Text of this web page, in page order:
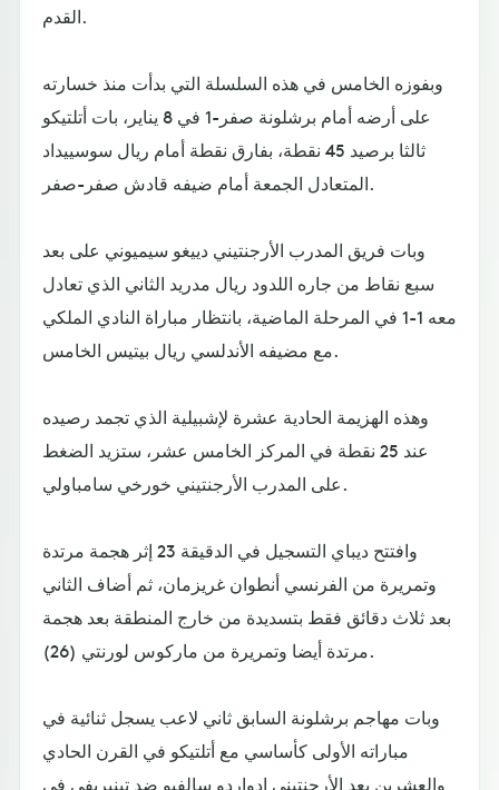
القدم.
وبفوزه الخامس في هذه السلسلة التي بدأت منذ خسارته
على أرضه أمام برشلونة صفر-1 في 8 يناير، بات أتلتيكو
ثالثا برصيد 45 نقطة، بفارق نقطة أمام ريال سوسييداد
المتعادل الجمعة أمام ضيفه قادش صفر-صفر.
وبات فريق المدرب الأرجنتيني دييغو سيميوني على بعد
سبع نقاط من جاره اللدود ريال مدريد الثاني الذي تعادل
معه 1-1 في المرحلة الماضية، بانتظار مباراة النادي الملكي
مع مضيفه الأندلسي ريال بيتيس الخامس.
وهذه الهزيمة الحادية عشرة لإشبيلية الذي تجمد رصيده
عند 25 نقطة في المركز الخامس عشر، ستزيد الضغط
على المدرب الأرجنتيني خورخي سامباولي.
وافتتح ديباي التسجيل في الدقيقة 23 إثر هجمة مرتدة
وتمريرة من الفرنسي أنطوان غريزمان، ثم أضاف الثاني
بعد ثلاث دقائق فقط بتسديدة من خارج المنطقة بعد هجمة
مرتدة أيضا وتمريرة من ماركوس لورنتي (26).
وبات مهاجم برشلونة السابق ثاني لاعب يسجل ثنائية في
مباراته الأولى كأساسي مع أتلتيكو في القرن الحادي
والعشرين بعد الأرجنتيني إدواردو سالفيو ضد تينيريفي في